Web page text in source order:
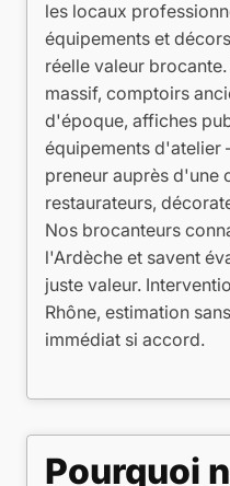
les locaux
équipements et
réelle valeur
massif, comptoirs
d'époque, affiches
équipements
preneur auprès d'une
restaurateurs,
Nos brocanteurs
l'Ardèche et savent
juste valeur.
Rhône, estimation
immédiat si accord.
Pourquoi